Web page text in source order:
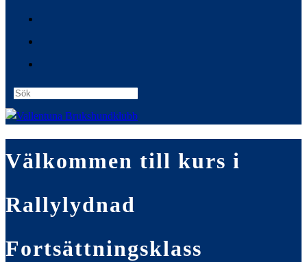
to
close
the
Välkommen till kurs i
Rallylydnad
Fortsättningsklass